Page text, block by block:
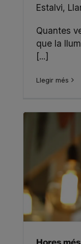
Estalvi,
Quantes
que la
[...]
Llegir més